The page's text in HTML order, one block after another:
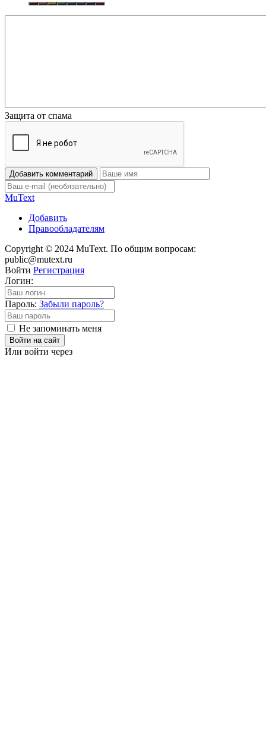
Защита от спама
Добавить комментарий
MuText
Добавить
Правообладателям
Copyright © 2024 MuText. По общим вопросам:
public@mutext.ru
Войти Регистрация
Логин:
Пароль: Забыли пароль?
Не запоминать меня
Войти на сайт
Или войти через